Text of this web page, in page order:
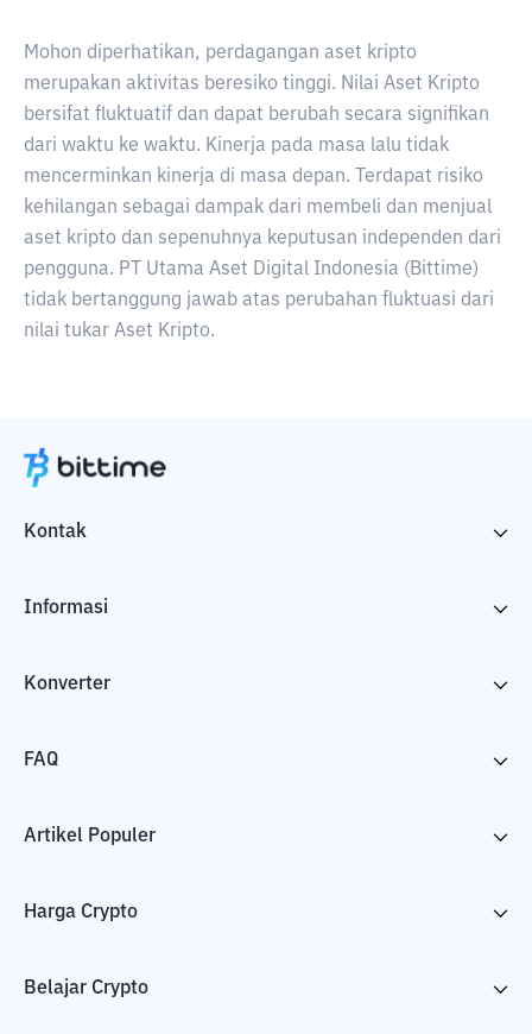
Mohon diperhatikan, perdagangan aset kripto
merupakan aktivitas beresiko tinggi. Nilai Aset Kripto
bersifat fluktuatif dan dapat berubah secara signifikan
dari waktu ke waktu. Kinerja pada masa lalu tidak
mencerminkan kinerja di masa depan. Terdapat risiko
kehilangan sebagai dampak dari membeli dan menjual
aset kripto dan sepenuhnya keputusan independen dari
pengguna. PT Utama Aset Digital Indonesia (Bittime)
tidak bertanggung jawab atas perubahan fluktuasi dari
nilai tukar Aset Kripto.
Kontak
Informasi
Konverter
FAQ
Artikel Populer
Harga Crypto
Belajar Crypto